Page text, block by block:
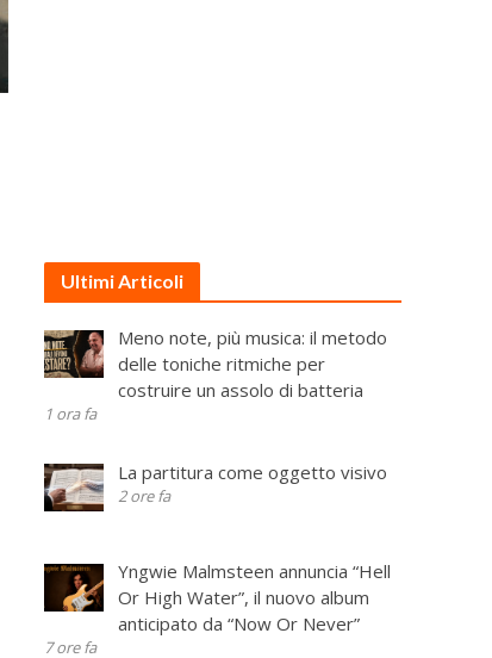
Ultimi Articoli
Meno note, più musica: il metodo
delle toniche ritmiche per
costruire un assolo di batteria
1 ora fa
La partitura come oggetto visivo
2 ore fa
Yngwie Malmsteen annuncia “Hell
Or High Water”, il nuovo album
anticipato da “Now Or Never”
7 ore fa